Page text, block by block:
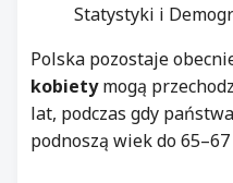
Statystyki i
Polska pozostaje
kobietymogą
lat, podczas gdy
podnoszą wiek do